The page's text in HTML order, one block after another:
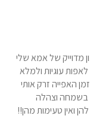
מדוייק של אמא שלי
עוגיות ולמלא
האפייה זרק אותי
בשמחה וצהלה
ואין טעימות מהן!!